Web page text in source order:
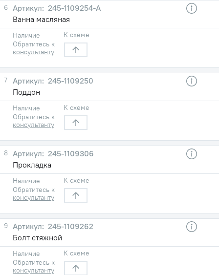
6
245-1109254-А
Ванна масляная
Наличие
Обратитесь к
консультанту
К схеме
7
245-1109250
Поддон
Наличие
Обратитесь к
консультанту
К схеме
8
245-1109306
Прокладка
Наличие
Обратитесь к
консультанту
К схеме
9
245-1109262
Болт стяжной
Наличие
Обратитесь к
консультанту
К схеме